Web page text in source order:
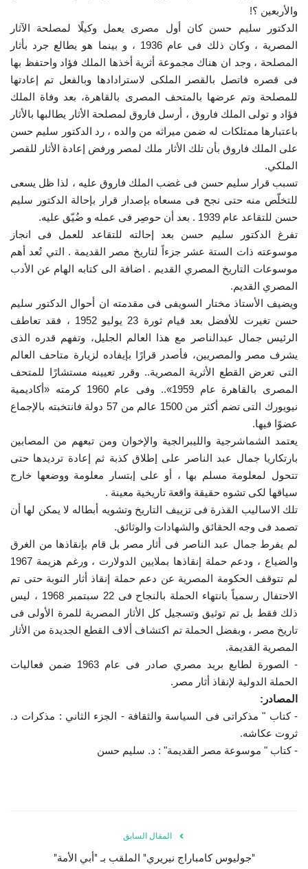
والأربعين ؟!
الدكتور سليم حسن كان أول مصرى يعمل وكيلًا لمصلحة الآثار
المصرية ، وكان ذلك فى عام 1936 ، و بينما هو يطالع جرد بأثار
المصلحة ، وجد ان هناك مجموعة أثرية أخذها الملك فؤاد واحتفظ بها
فى قصره فاتصل بالقصر الملكى لاسترادادها وبالفعل تم إعادتها
للمصلحة وتم عرضها بالمتحف المصرى بالقاهرة، بعد وفاة الملك
فؤاد و تولى الملك فاروق ، أرسل فاروق لمصلحة الأثار يطالبها بالأثار
باعتبارها ممتلكات له ضمن ميراثه من والده ، رد الدكتور سليم حسن
على الملك فاروق بأن تلك الأثار ملك لمصر ورفض إعادة الأثار للقصر
الملكي.
تسبب قرار سليم حسن فى غضب الملك فاروق عليه ، لذا ظل يسعى
للتخلّص منه حتى نجح فى مسعاه بإصدار قرار بإحالة الدكتور سليم
حسن للتقاعد عام 1939 . بعد أن حوصِر فى عمله و ضُيّق عليه.
تفرغ الدكتور سليم حسن بعد إحالته للتقاعد للعمل فى انجاز
موسوعته ذات الستة عشر جزءاً لتاريخ مصر القديمة . التي تُعد أهم
موسوعات التاريخ المصري القديم . اضافة الى كتابه الهام عن الأدب
المصري القديم.
ويضيف الأستاذ مختار السويفى فى مقدمته ان أحوال الدكتور سليم
حسن تغيرت للأفضل بعد قيام ثورة 23 يوليو 1952 ، فقد تعاطف
الرئيس جمال عبدالناصر مع هذا العالم الجليل، وتفهم قدره الذى
يشرف مصر والمصريين، فأصدر قرارًا بإيفاده لزيارة متاحف العالم
التى تعرض القطع الأثرية المصرية.. وقرر تعيينه مستشارًا للمتحف
المصرى بالقاهرة عام 1959».. وفى عام 1960 كرمته «أكاديمية
نيويورك التى تضم أكثر من 1500 عالم من 57 دولة فانتخبته بالإجماع
عضوًا فيها.
يعتمد الشماشرجية والليبرالجية والإخوان ومن تبعهم من المصابين
بارتكاريا جمال عبد الناصر على إطلاق كذبة ثم إعادة ترديدها حتى
تتحول لمعلومة مسلم بها ، أو على إبتسار معلومة ووضعها خارج
سياقها لكى تشوه حقيقة واقعة تاريخية معينة .
تلك الاساليب القذرة فى تزييف التاريخ وتشويه أبطاله لا يمكن لها أن
تصمد فى وجه الحقائق والشهادات والوثائق.
لم يفرط جمال عبد الناصر فى أثار مصر بل قام بإنقاذها من الغرق
والضياع ، ودعم حملة إنقاذها بملايين الدولارت ، ورغم هزيمة 1967
لم تتوقف الحكومة المصرية عن دعم حملة إنقاذ أثار النوبة حتى تم
الاحتفال رسمياً بانتهاء الحملة بالنجاح فى 22 سبتمبر 1968 ، ليس
ذلك فقط بل تم توثيق وتسجيل كل الأثار المصرية للمرة الأولى فى
تاريخ مصر ، وبفضل الحملة تم اكتشاف ألاف القطع الجديدة من الأثار
المصرية القديمة.
- الصورة لطابع بريد مصري صادر فى عام 1963 ضمن فعاليات
الحملة الدولية لإنقاذ أثار مصر.
المصادر:
- كتاب " مذكراتى فى السياسة والثقافة - الجزء الثاني : مذكرات د.
ثروت عكاشه.
- كتاب " موسوعة مصر القديمة" : د. سليم حسن
المقال السابق
"جوليوس كامباراج نيريري" الملقب بـ "أبي الأمة"